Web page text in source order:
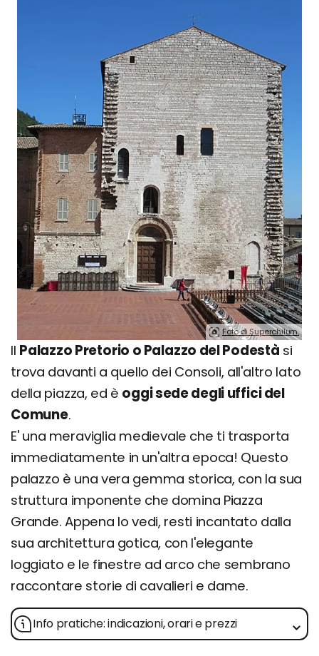
Foto di Superchilum.
Il Palazzo Pretorio o Palazzo del Podestà si
trova davanti a quello dei Consoli, all'altro lato
della piazza, ed è oggi sede degli uffici del
Comune.
E' una meraviglia medievale che ti trasporta
immediatamente in un'altra epoca! Questo
palazzo è una vera gemma storica, con la sua
struttura imponente che domina Piazza
Grande. Appena lo vedi, resti incantato dalla
sua architettura gotica, con l'elegante
loggiato e le finestre ad arco che sembrano
raccontare storie di cavalieri e dame.
Info pratiche: indicazioni, orari e prezzi